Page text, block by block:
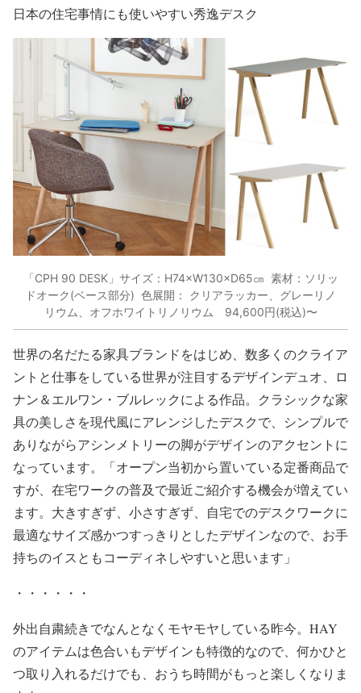
日本の住宅事情にも使いやすい秀逸デスク
「CPH 90 DESK」サイズ：H74×W130×D65㎝ 素材：ソリッ
ドオーク(ベース部分) 色展開： クリアラッカー、グレーリノ
リウム、オフホワイトリノリウム 94,600円(税込)〜
世界の名だたる家具ブランドをはじめ、数多くのクライア
ントと仕事をしている世界が注目するデザインデュオ、ロ
ナン＆エルワン・ブルレックによる作品。クラシックな家
具の美しさを現代風にアレンジしたデスクで、シンプルで
ありながらアシンメトリーの脚がデザインのアクセントに
なっています。「オープン当初から置いている定番商品で
すが、在宅ワークの普及で最近ご紹介する機会が増えてい
ます。大きすぎず、小さすぎず、自宅でのデスクワークに
最適なサイズ感かつすっきりとしたデザインなので、お手
持ちのイスともコーディネしやすいと思います」
・・・・・・
外出自粛続きでなんとなくモヤモヤしている昨今。HAY
のアイテムは色合いもデザインも特徴的なので、何かひと
つ取り入れるだけでも、おうち時間がもっと楽しくなりま